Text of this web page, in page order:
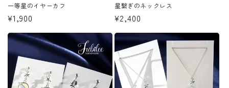
一等星のイヤーカフ
通
常
価
格
¥1,900
星繋ぎのネックレス
通
常
価
格
¥2,400